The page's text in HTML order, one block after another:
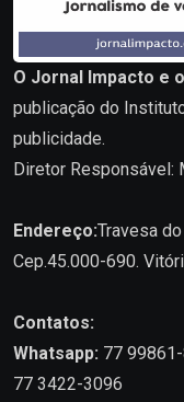
O Jornal Impacto e
publicação do
publicidade.
Diretor
Endereço:Travesa
Cep.45.000-690.
Contatos:
Whatsapp: 77
77 3422-3096